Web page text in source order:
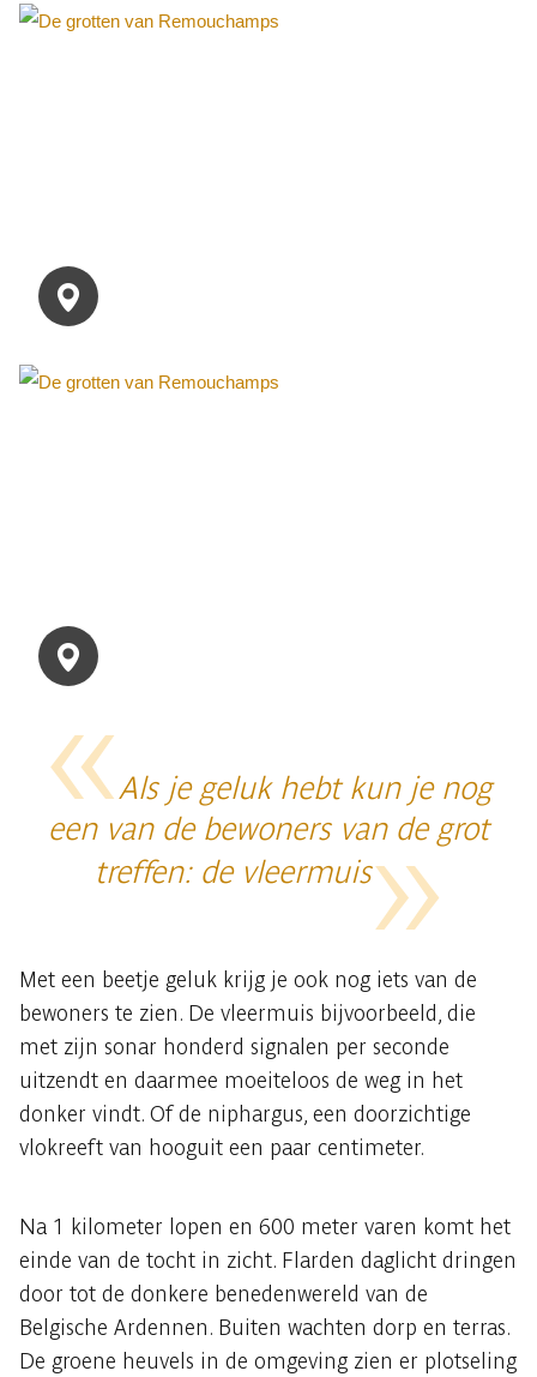
Als je geluk hebt kun je nog
een van de bewoners van de grot
treffen: de vleermuis
Met een beetje geluk krijg je ook nog iets van de
bewoners te zien. De vleermuis bijvoorbeeld, die
met zijn sonar honderd signalen per seconde
uitzendt en daarmee moeiteloos de weg in het
donker vindt. Of de niphargus, een doorzichtige
vlokreeft van hooguit een paar centimeter.
Na 1 kilometer lopen en 600 meter varen komt het
einde van de tocht in zicht. Flarden daglicht dringen
door tot de donkere benedenwereld van de
Belgische Ardennen. Buiten wachten dorp en terras.
De groene heuvels in de omgeving zien er plotseling